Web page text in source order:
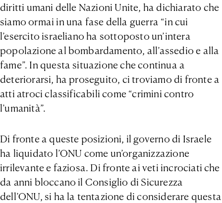
diritti umani delle Nazioni Unite, ha dichiarato che
siamo ormai in una fase della guerra “in cui
l’esercito israeliano ha sottoposto un’intera
popolazione al bombardamento, all’assedio e alla
fame”. In questa situazione che continua a
deteriorarsi, ha proseguito, ci troviamo di fronte a
atti atroci classificabili come “crimini contro
l’umanità”.
Di fronte a queste posizioni, il governo di Israele
ha liquidato l’ONU come un’organizzazione
irrilevante e faziosa. Di fronte ai veti incrociati che
da anni bloccano il Consiglio di Sicurezza
dell’ONU, si ha la tentazione di considerare questa